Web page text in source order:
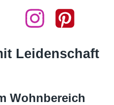
Leidenschaft
Wohnbereich